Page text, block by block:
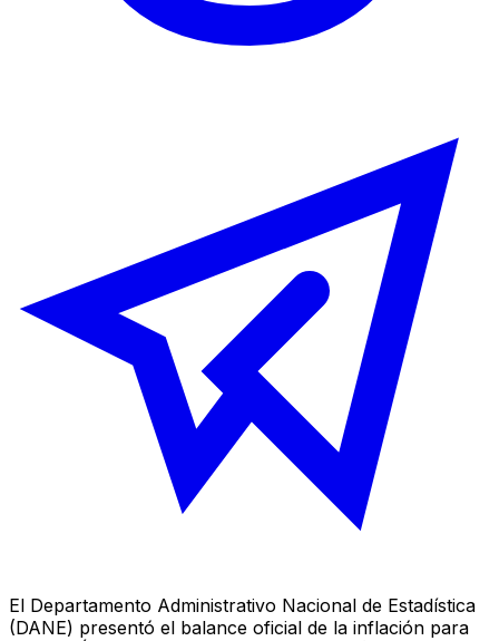
El Departamento Administrativo Nacional de Estadística
(DANE) presentó el balance oficial de la inflación para